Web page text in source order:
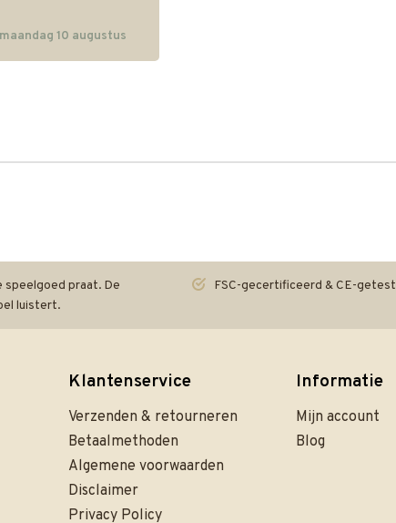
10 augustus
speelgoed praat. De
luistert.
FSC-gecertificeerd & CE-getest
Klantenservice
Verzenden & retourneren
Betaalmethoden
Algemene voorwaarden
Disclaimer
Privacy Policy
Informatie
Mijn account
Blog